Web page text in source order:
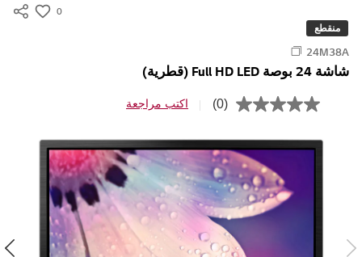
0
y
-
w
s
h
منقطع
24M38A
شاشة 24 بوصة Full HD LED (قطرية)
ب
ا
ق
(0) اكتب مراجعة